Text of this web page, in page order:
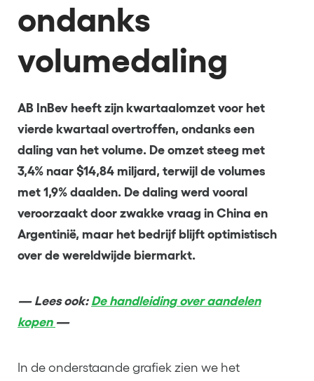
ondanks
volumedaling
AB InBev heeft zijn kwartaalomzet voor het
vierde kwartaal overtroffen, ondanks een
daling van het volume. De omzet steeg met
3,4% naar $14,84 miljard, terwijl de volumes
met 1,9% daalden. De daling werd vooral
veroorzaakt door zwakke vraag in China en
Argentinië, maar het bedrijf blijft optimistisch
over de wereldwijde biermarkt.
— Lees ook: De handleiding over aandelen
kopen —
In de onderstaande grafiek zien we het